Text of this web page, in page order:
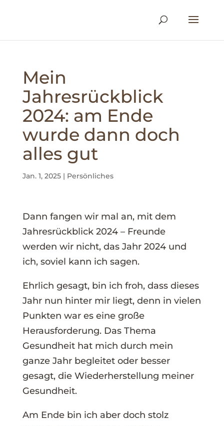
Mein
Jahresrückblick
2024: am Ende
wurde dann doch
alles gut
Jan. 1, 2025| Persönliches
Dann fangen wir mal an, mit dem
Jahresrückblick 2024 – Freunde
werden wir nicht, das Jahr 2024 und
ich, soviel kann ich sagen.
Ehrlich gesagt, bin ich froh, dass dieses
Jahr nun hinter mir liegt, denn in vielen
Punkten war es eine große
Herausforderung. Das Thema
Gesundheit hat mich durch mein
ganze Jahr begleitet oder besser
gesagt, die Wiederherstellung meiner
Gesundheit.
Am Ende bin ich aber doch stolz